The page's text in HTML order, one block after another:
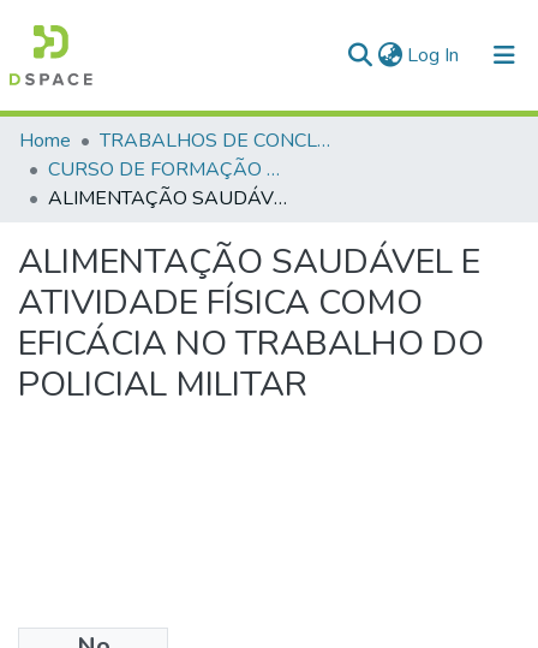
Log In (current)
Communities & Collections
All of DSpace
Home
TRABALHOS DE CONCLUSÃO DE CURSO - CFP (CURSO DE FORMAÇÃO DE PRAÇAS)
CURSO DE FORMAÇÃO DE PRAÇAS - CFP - 2018
ALIMENTAÇÃO SAUDÁVEL E ATIVIDADE FÍSICA COMO EFICÁCIA NO TRABALHO DO POLICIAL MILITAR
ALIMENTAÇÃO SAUDÁVEL E
ATIVIDADE FÍSICA COMO
EFICÁCIA NO TRABALHO DO
POLICIAL MILITAR